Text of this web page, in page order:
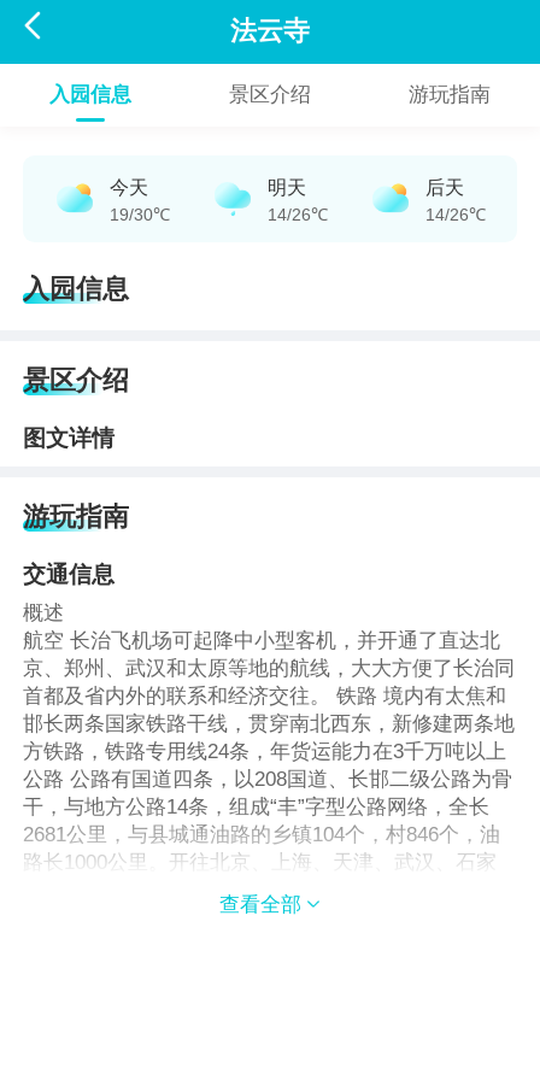
 法云寺
入园信息 景区介绍 游玩指南
今天
19/30℃
明天
14/26℃
后天
14/26℃
入园信息
景区介绍
图文详情
游玩指南
交通信息
概述
航空 长治飞机场可起降中小型客机，并开通了直达北
京、郑州、武汉和太原等地的航线，大大方便了长治同
首都及省内外的联系和经济交往。 铁路 境内有太焦和
邯长两条国家铁路干线，贯穿南北西东，新修建两条地
方铁路，铁路专用线24条，年货运能力在3千万吨以上
公路 公路有国道四条，以208国道、长邯二级公路为骨
干，与地方公路14条，组成“丰”字型公路网络，全长
2681公里，与县城通油路的乡镇104个，村846个，油
路长1000公里。开往北京、上海、天津、武汉、石家
庄等地的长途客车线路235多条。
查看全部 